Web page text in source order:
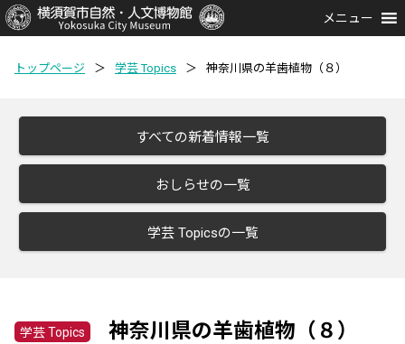
メニュー
トップページ ＞ 学芸 Topics ＞ 神奈川県の羊歯植物（８）
すべての新着情報一覧
おしらせの一覧
学芸 Topicsの一覧
学芸 Topics 神奈川県の羊歯植物（８）